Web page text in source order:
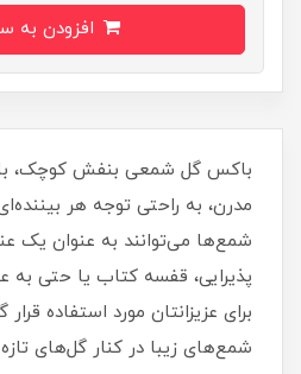
باکس گل شمعی بنفش کوچک،
مدرن، به راحتی توجه هر
شمع‌ها می‌توانند به عنوان یک
پذیرایی، قفسه کتاب یا حتی
برای عزیزانتان مورد استفاده
شمع‌های زیبا در کنار گل‌های